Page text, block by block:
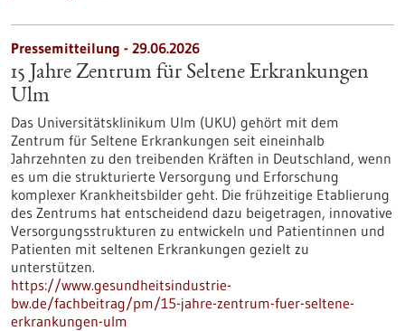
Pressemitteilung - 29.06.2026
15 Jahre Zentrum für Seltene Erkrankungen
Ulm
Das Universitätsklinikum Ulm (UKU) gehört mit dem
Zentrum für Seltene Erkrankungen seit eineinhalb
Jahrzehnten zu den treibenden Kräften in Deutschland, wenn
es um die strukturierte Versorgung und Erforschung
komplexer Krankheitsbilder geht. Die frühzeitige Etablierung
des Zentrums hat entscheidend dazu beigetragen, innovative
Versorgungsstrukturen zu entwickeln und Patientinnen und
Patienten mit seltenen Erkrankungen gezielt zu
unterstützen.
https://www.gesundheitsindustrie-
bw.de/fachbeitrag/pm/15-jahre-zentrum-fuer-seltene-
erkrankungen-ulm